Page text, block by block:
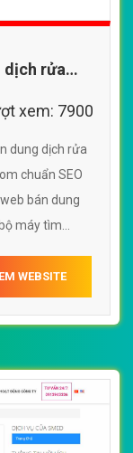
dịch rửa
xem: 7900
dung dịch rửa
chuẩn SEO
bán dung
máy tìm
dung dịch
WEBSITE